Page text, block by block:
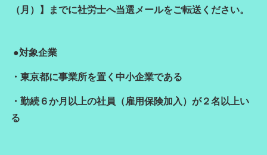
（月）】までに社労士へ当選メールをご転送ください。
●対象企業
・東京都に事業所を置く中小企業である
・勤続６か月以上の社員（雇用保険加入）が２名以上い
る